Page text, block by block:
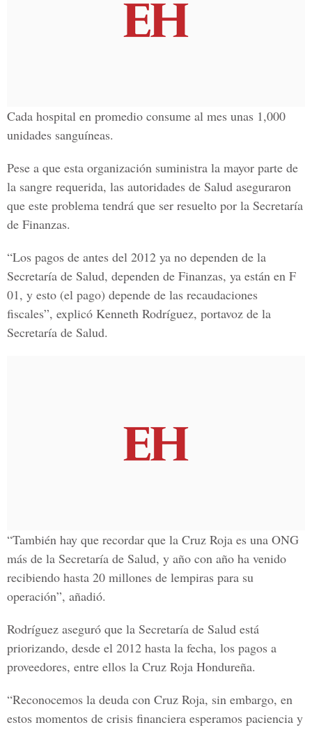
Cada hospital en promedio consume al mes unas 1,000
unidades sanguíneas.
Pese a que esta organización suministra la mayor parte de
la sangre requerida, las autoridades de Salud aseguraron
que este problema tendrá que ser resuelto por la Secretaría
de Finanzas.
“Los pagos de antes del 2012 ya no dependen de la
Secretaría de Salud, dependen de Finanzas, ya están en F
01, y esto (el pago) depende de las recaudaciones
fiscales”, explicó Kenneth Rodríguez, portavoz de la
Secretaría de Salud.
“También hay que recordar que la Cruz Roja es una ONG
más de la Secretaría de Salud, y año con año ha venido
recibiendo hasta 20 millones de lempiras para su
operación”, añadió.
Rodríguez aseguró que la Secretaría de Salud está
priorizando, desde el 2012 hasta la fecha, los pagos a
proveedores, entre ellos la Cruz Roja Hondureña.
“Reconocemos la deuda con Cruz Roja, sin embargo, en
estos momentos de crisis financiera esperamos paciencia y